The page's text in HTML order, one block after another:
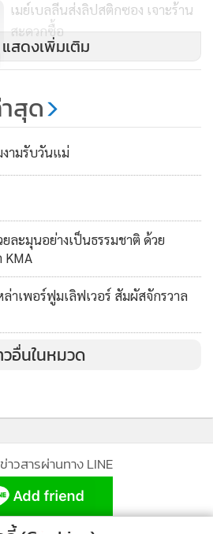
ยดูแลผิวหน้าให้กระจ่างใส ผิวขาวใส
ตรงเข้าซ่อมแซมเนื้อเยื้อส่วนต่างๆ
ช่วยลดรอยสิว รักษารอยดำรอยแดง
และเปล่งปลั่งกระจ่างใสมากขึ้น
ช่วยจัดการปัญหาริ้วรอยต่างๆ คืน
ด้วยคุณสมบัติที่ช่วยกระตุ้นการสร้าง
นผิว เมื่อใช้เซรัมวิตามินซีบำรุงผิว
ฟื้นฟูยกกระชับ ช่วยให้ผิวหน้ามีความ
ลึกได้อย่างมีประสิทธิภาพ
ดมไปด้วยสารต้านอนุมูลอิสระจำนวน
ไม่ให้ถูกทำลาย ปกป้องผิวไม่ให้เสื่อม
หน้าสดใสมีชีวิตชีวา เปล่งประกายออ
เมย์เบลลีนส่งลิปสติกซอง เจาะร้าน
สะดวกซื้อ
แบรนด์ลุยช่องทางร้านสะดวกซื้อ
แสดงเพิ่มเติม
สุด
ามรับวันแม่
ละมุนอย่างเป็นธรรมชาติ ด้วย
KMA
าเพอร์ฟูมเลิฟเวอร์ สัมผัสจักรวาล
วอื่นในหมวด
วสารผ่านทาง LINE